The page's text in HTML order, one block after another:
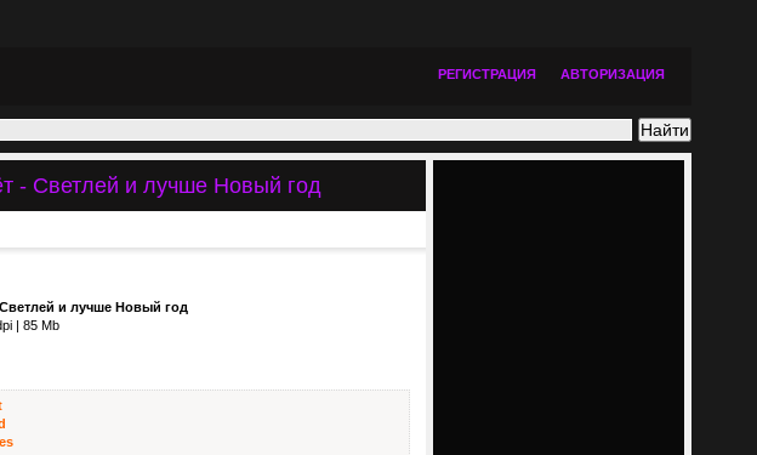
РЕГИСТРАЦИЯ АВТОРИЗАЦИЯ
- Светлей и лучше Новый год
и лучше Новый год
| 85 Mb